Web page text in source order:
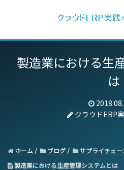
製造業における生
は
クラウドERP
ホーム ブログ
サプライチェー
製造業における生産管理システムとは